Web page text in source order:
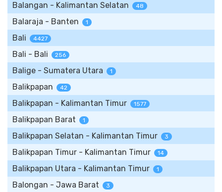
Balangan - Kalimantan Selatan 48
Balaraja - Banten 1
Bali 4427
Bali - Bali 256
Balige - Sumatera Utara 1
Balikpapan 42
Balikpapan - Kalimantan Timur 1577
Balikpapan Barat 1
Balikpapan Selatan - Kalimantan Timur 3
Balikpapan Timur - Kalimantan Timur 14
Balikpapan Utara - Kalimantan Timur 1
Balongan - Jawa Barat 3